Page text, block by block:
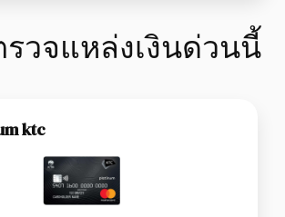
วจแหล่งเงินด่วนนี้
ktc